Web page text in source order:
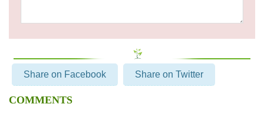
Share on Facebook Share on Twitter
COMMENTS